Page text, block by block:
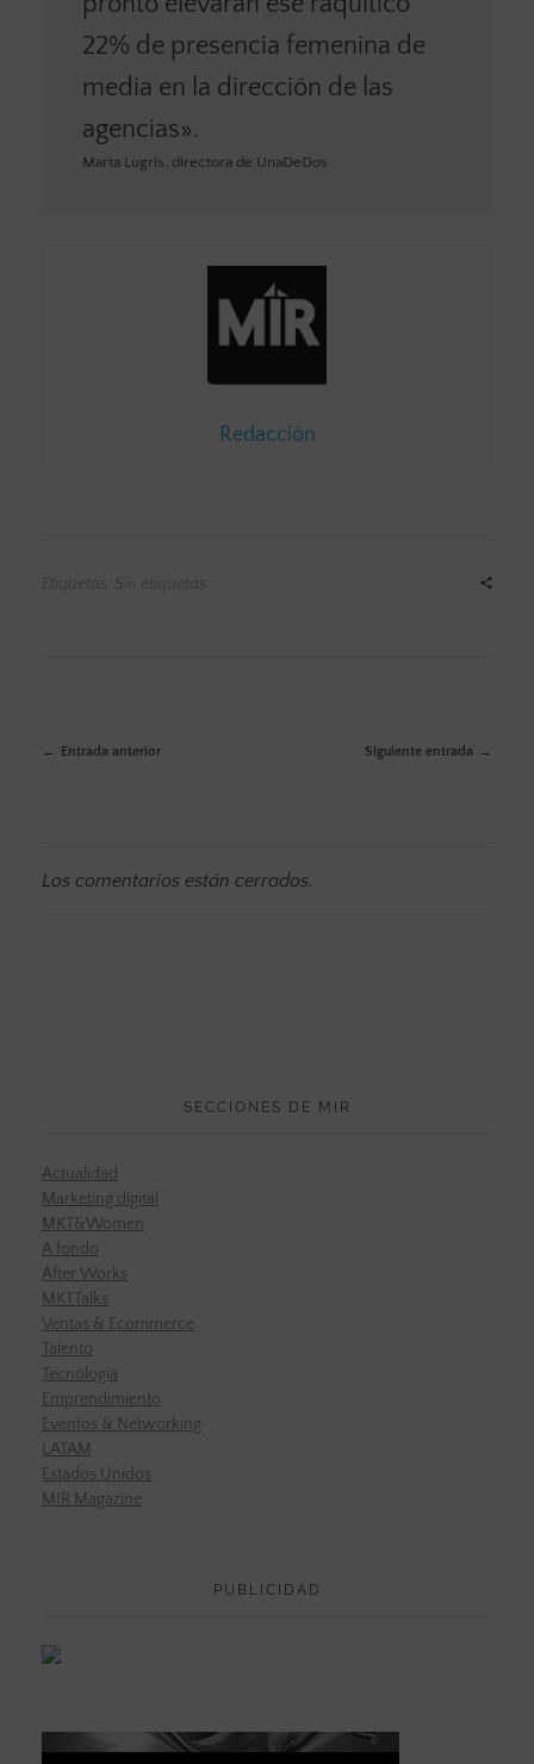
22% de presencia femenina de
media en la dirección de las
agencias».
Marta Lugrís, directora de UnaDeDos
Redacción
Etiquetas: Sin etiquetas
Entrada anterior Siguiente entrada
Los comentarios están cerrados.
SECCIONES DE MIR
Actualidad
Marketing digital
MKT&Women
A fondo
After Works
MKTTalks
Ventas & Ecommerce
Talento
Tecnología
Emprendimiento
Eventos & Networking
LATAM
Estados Unidos
MIR Magazine
PUBLICIDAD